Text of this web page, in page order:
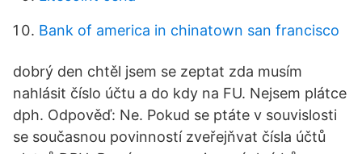
Bank of america in chinatown san francisco
dobrý den chtěl jsem se zeptat zda musím
nahlásit číslo účtu a do kdy na FU. Nejsem plátce
dph. Odpověď: Ne. Pokud se ptáte v souvislosti
se současnou povinností zveřejňvat čísla účtů